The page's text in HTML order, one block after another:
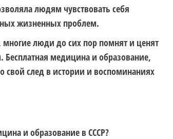
людям чувствовать себя
жизненных проблем.
люди до сих пор помнят и ценят
медицина и образование,
свой след в истории и воспоминаниях
и образование в СССР?